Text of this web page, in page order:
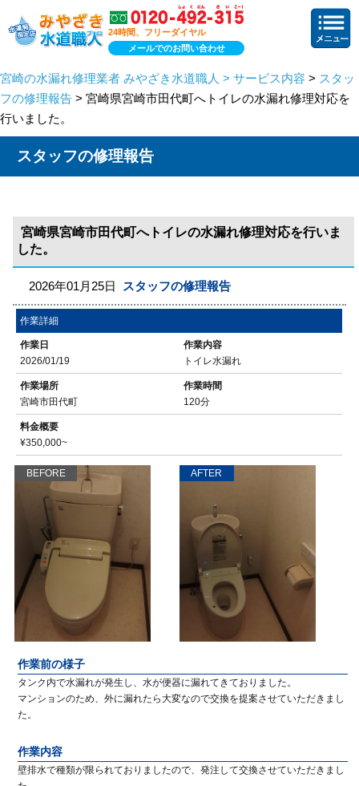
24時間、フリーダイヤル
メールでのお問い合わせ
宮崎の水漏れ修理業者 みやざき水道職人 > サービス内容 > スタッ
フの修理報告 > 宮崎県宮崎市田代町へトイレの水漏れ修理対応を
行いました。
スタッフの修理報告
宮崎県宮崎市田代町へトイレの水漏れ修理対応を行いま
した。
2026年01月25日 スタッフの修理報告
作業詳細
作業日
2026/01/19
作業内容
トイレ水漏れ
作業場所
宮崎市田代町
作業時間
120分
料金概要
¥350,000~
BEFORE AFTER
作業前の様子
タンク内で水漏れが発生し、水が便器に漏れてきておりました。
マンションのため、外に漏れたら大変なので交換を提案させていただきまし
た。
作業内容
壁排水で種類が限られておりましたので、発注して交換させていただきまし